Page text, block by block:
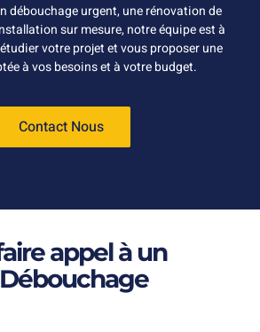
débouchage urgent, une rénovation de
sur mesure, notre équipe est à
votre projet et vous proposer une
à vos besoins et à votre budget.
Contact Nous
appel à un